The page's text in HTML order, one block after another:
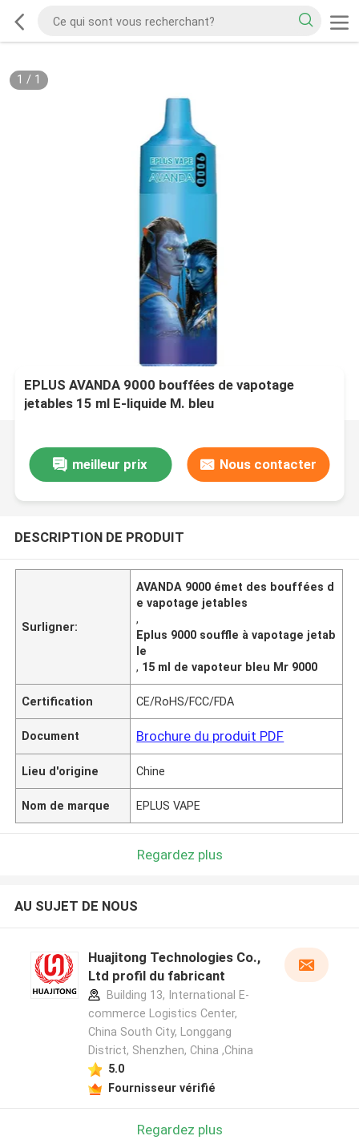
1 / 1
EPLUS AVANDA 9000 bouffées de vapotage
jetables 15 ml E-liquide M. bleu
meilleur prix Nous contacter
DESCRIPTION DE PRODUIT
Surligner:
AVANDA 9000 émet des bouffées d
e vapotage jetables
,
Eplus 9000 souffle à vapotage jetab
le
, 15 ml de vapoteur bleu Mr 9000
Certification CE/RoHS/FCC/FDA
Document Brochure du produit PDF
Lieu d'origine Chine
Nom de marque EPLUS VAPE
Regardez plus
AU SUJET DE NOUS
Huajitong Technologies Co.,
Ltd profil du fabricant
Building 13, International E-
commerce Logistics Center,
China South City, Longgang
District, Shenzhen, China ,China
5.0
Fournisseur vérifié
Regardez plus